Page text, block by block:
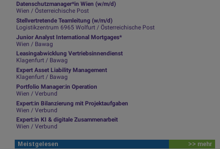
Datenschutzmanager*in Wien (w/m/d)
Wien / Österreichische Post
Stellvertretende Teamleitung (w/m/d)
Logistikzentrum 6965 Wolfurt / Österreichische Post
Junior Analyst International Mortgages*
Wien / Bawag
Leasingabwicklung Vertriebsinnendienst
Klagenfurt / Bawag
Expert Asset Liability Management
Klagenfurt / Bawag
Portfolio Manager:in Operation
Wien / Verbund
Expert:in Bilanzierung mit Projektaufgaben
Wien / Verbund
Expert:in KI & digitale Zusammenarbeit
Wien / Verbund
Meistgelesen >> mehr